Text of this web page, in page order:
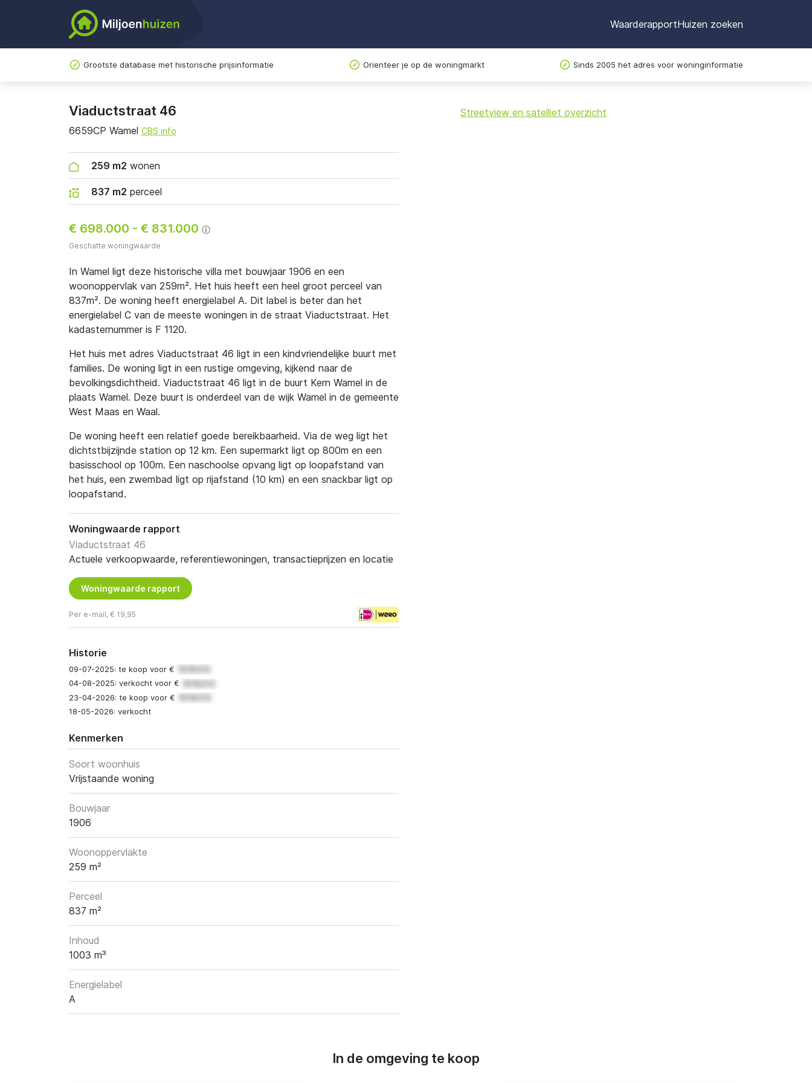
WaarderapportHuizen zoeken
Grootste database met historische prijsinformatie Orienteer je op de woningmarkt Sinds 2005 het adres voor woninginformatie
Viaductstraat 46
6659CP Wamel CBS info
259 m2 wonen
837 m2 perceel
€ 698.000 - € 831.000
Geschatte woningwaarde
In Wamel ligt deze historische villa met bouwjaar 1906 en een
woonoppervlak van 259m². Het huis heeft een heel groot perceel van
837m². De woning heeft energielabel A. Dit label is beter dan het
energielabel C van de meeste woningen in de straat Viaductstraat. Het
kadasternummer is F 1120.
Het huis met adres Viaductstraat 46 ligt in een kindvriendelijke buurt met
families. De woning ligt in een rustige omgeving, kijkend naar de
bevolkingsdichtheid. Viaductstraat 46 ligt in de buurt Kern Wamel in de
plaats Wamel. Deze buurt is onderdeel van de wijk Wamel in de gemeente
West Maas en Waal.
De woning heeft een relatief goede bereikbaarheid. Via de weg ligt het
dichtstbijzijnde station op 12 km. Een supermarkt ligt op 800m en een
basisschool op 100m. Een naschoolse opvang ligt op loopafstand van
het huis, een zwembad ligt op rijafstand (10 km) en een snackbar ligt op
loopafstand.
Woningwaarde rapport
Viaductstraat 46
Actuele verkoopwaarde, referentiewoningen, transactieprijzen en locatie
Woningwaarde rapport
Per e-mail, € 19,95
Historie
09-07-2025: te koop voor €
04-08-2025: verkocht voor €
23-04-2026: te koop voor €
18-05-2026: verkocht
Kenmerken
Soort woonhuis
Vrijstaande woning
Bouwjaar
1906
Woonoppervlakte
259 m²
Perceel
837 m²
Inhoud
1003 m³
Energielabel
A
+
Streetview en satelliet overzicht
In de omgeving te koop